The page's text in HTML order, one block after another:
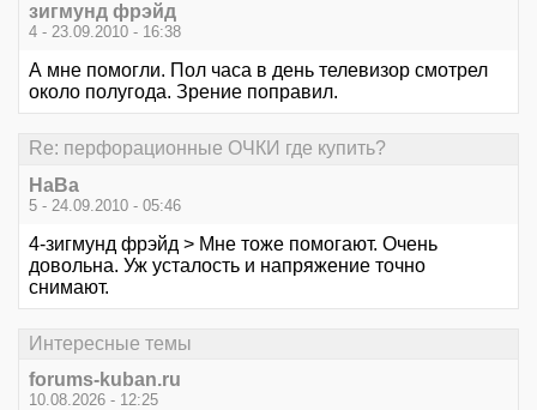
зигмунд фрэйд
4 - 23.09.2010 - 16:38
А мне помогли. Пол часа в день телевизор смотрел
около полугода. Зрение поправил.
Re: перфорационные ОЧКИ где купить?
НаВа
5 - 24.09.2010 - 05:46
4-зигмунд фрэйд > Мне тоже помогают. Очень
довольна. Уж усталость и напряжение точно
снимают.
Интересные темы
forums-kuban.ru
10.08.2026 - 12:25